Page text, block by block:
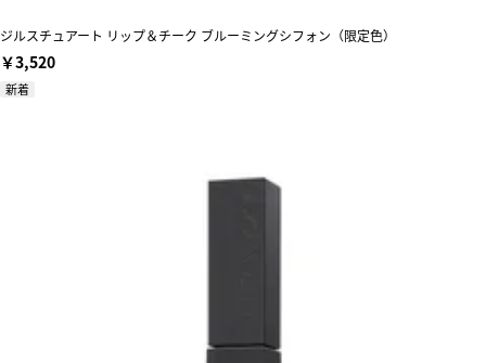
ジルスチュアート リップ＆チーク ブルーミングシフォン（限定色）
￥3,520
新着